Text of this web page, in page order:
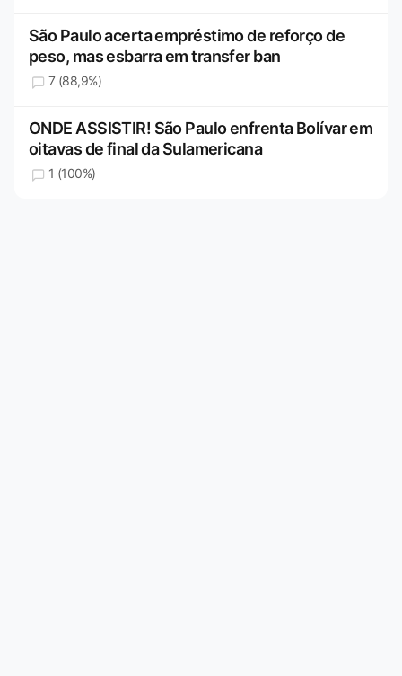
São Paulo acerta empréstimo de reforço de
peso, mas esbarra em transfer ban
7 (88,9%)
ONDE ASSISTIR! São Paulo enfrenta Bolívar em
oitavas de final da Sulamericana
1 (100%)